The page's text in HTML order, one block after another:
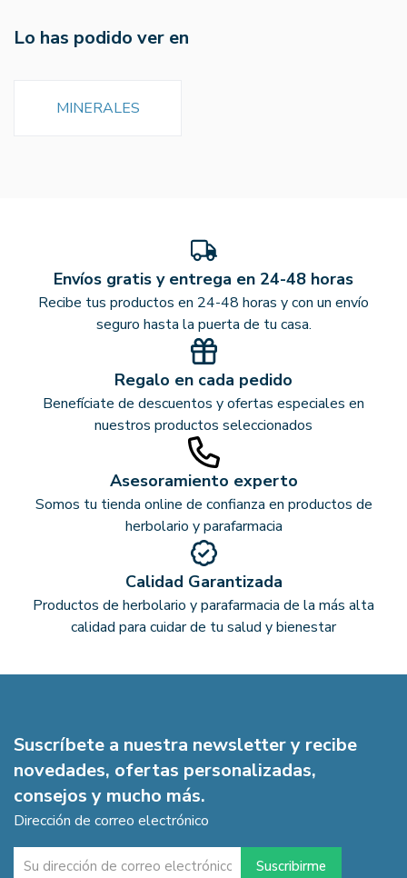
Lo has podido ver en
MINERALES
Envíos gratis y entrega en 24-48 horas
Recibe tus productos en 24-48 horas y con un envío
seguro hasta la puerta de tu casa.
Regalo en cada pedido
Benefíciate de descuentos y ofertas especiales en
nuestros productos seleccionados
Asesoramiento experto
Somos tu tienda online de confianza en productos de
herbolario y parafarmacia
Calidad Garantizada
Productos de herbolario y parafarmacia de la más alta
calidad para cuidar de tu salud y bienestar
Suscríbete a nuestra newsletter y recibe
novedades, ofertas personalizadas,
consejos y mucho más.
Dirección de correo electrónico